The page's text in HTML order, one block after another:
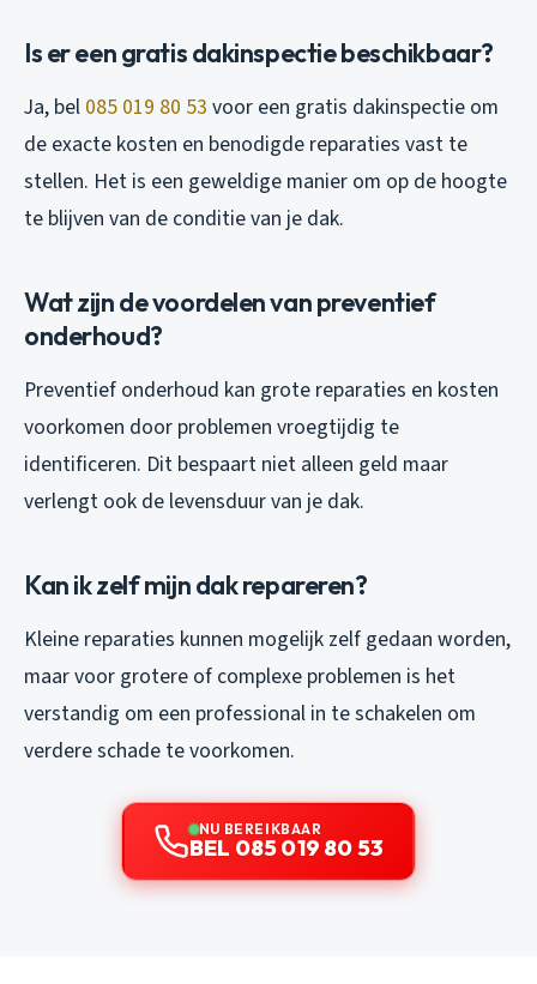
Is er een gratis dakinspectie beschikbaar?
Ja, bel 085 019 80 53 voor een gratis dakinspectie om
de exacte kosten en benodigde reparaties vast te
stellen. Het is een geweldige manier om op de hoogte
te blijven van de conditie van je dak.
Wat zijn de voordelen van preventief
onderhoud?
Preventief onderhoud kan grote reparaties en kosten
voorkomen door problemen vroegtijdig te
identificeren. Dit bespaart niet alleen geld maar
verlengt ook de levensduur van je dak.
Kan ik zelf mijn dak repareren?
Kleine reparaties kunnen mogelijk zelf gedaan worden,
maar voor grotere of complexe problemen is het
verstandig om een professional in te schakelen om
verdere schade te voorkomen.
NU BEREIKBAAR
BEL 085 019 80 53